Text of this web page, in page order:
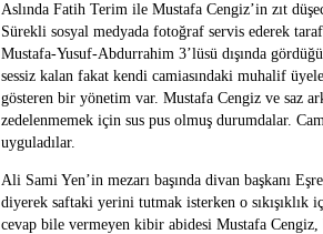
Aslında Fatih Terim ile Mustafa Cengiz’in zıt
Sürekli sosyal medyada fotoğraf servis ederek
Mustafa-Yusuf-Abdurrahim 3’lüsü dışında
sessiz kalan fakat kendi camiasındaki muhalif
gösteren bir yönetim var. Mustafa Cengiz ve saz
zedelenmemek için sus pus olmuş durumdalar.
uyguladılar.
Ali Sami Yen’in mezarı başında divan başkanı
diyerek saftaki yerini tutmak isterken o sıkışıklık
cevap bile vermeyen kibir abidesi Mustafa Cengiz,